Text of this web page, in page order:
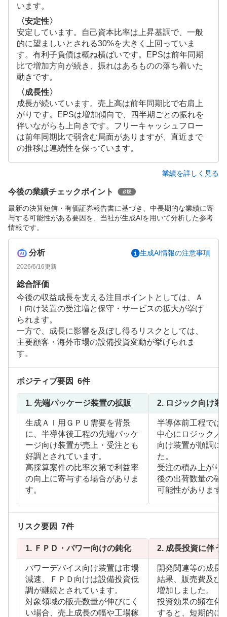
います。
〈安定性〉
安定しています。自己資本比率は上昇基調で、一般
的に望ましいとされる30%を大きく上回っていま
す。有利子負債は概ね横ばいです。EPSは前年同期
比で増加方向が続き、振れはあるものの落ち着いた
動きです。
〈成長性〉
成長が続いています。売上高は前年同期比で右肩上
がりです。EPSは増加傾向で、四半期ごとの振れを
伴いながらも上向きです。フリーキャッシュフロー
は前年同期比で弱含む局面がありますが、直近まで
の推移は連続性を保っています。
業績を詳しく見る
今後の業績チェックポイント
最新の決算短信・有価証券報告書に基づき、中長期的な業績に寄
与する可能性がある要因を、当社が生成AIを用いて分析した参考
情報です。
分析 生成AI情報の注意事項
2026/6/16更新
総合評価
今後の収益成長を支える注目ポイントとしては、Ａ
Ｉ向け装置の受注増と保守・サービスの拡大が挙げ
られます。
一方で、成長に影響を及ぼし得るリスクとしては、
主要顧客・海外市場の設備投資変動が挙げられま
す。
ポジティブ要因 6件
1. 先端パッケージ装置の拡販
生成ＡＩ用ＧＰＵ需要を背景
に、半導体後工程の先端パッケ
ージ向け装置が売上・受注とも
好調とされています。
高採算案件の比率次第で利益率
の向上に寄与する場合がありま
す。
2. ロジック向け装
半導体前工程では
中心にロジック／
向け装置が順調に
た。
受注の積み上がり
後の出荷数量の確
可能性があります
リスク要因 7件
1. ＦＰＤ・パワー向けの鈍化
パワーデバイス向け装置は市場
減速、ＦＰＤ向けは設備投資低
調が継続とされています。
対象領域の販売数量が伸びにく
い場合、売上成長の幅や工場稼
2. 成長投資に伴う
開発関連等の成長
結果、販売費及び
増加しました。
投資効果の顕在化
すると、短期的に